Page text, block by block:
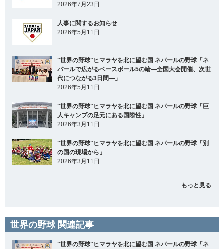
2026年7月23日
人事に関するお知らせ
2026年5月11日
"世界の野球"ヒマラヤを北に望む国 ネパールの野球「ネ
パールで広がるベースボール5の輪―全国大会開催、次世
代につながる3日間―」
2026年5月11日
"世界の野球"ヒマラヤを北に望む国 ネパールの野球「巨
人キャンプの足元にある国際性」
2026年3月11日
"世界の野球"ヒマラヤを北に望む国 ネパールの野球「別
の国の現場から」
2026年3月11日
もっと見る
世界の野球 関連記事
"世界の野球"ヒマラヤを北に望む国 ネパールの野球「ネ